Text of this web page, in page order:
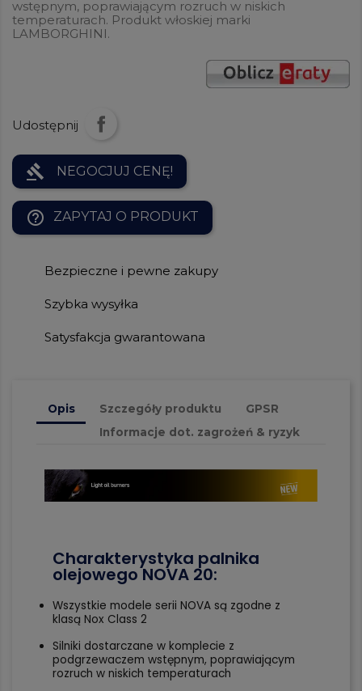
wstępnym, poprawiającym rozruch w niskich
temperaturach. Produkt włoskiej marki
LAMBORGHINI.
Udostępnij
gavel NEGOCJUJ CENĘ!
help_outline ZAPYTAJ O PRODUKT
Bezpieczne i pewne zakupy
Szybka wysyłka
Satysfakcja gwarantowana
Opis Szczegóły produktu
GPSR
Informacje dot. zagrożeń & ryzyk
Charakterystyka palnika
olejowego NOVA 20:
Wszystkie modele serii NOVA są zgodne z
klasą Nox Class 2
Silniki dostarczane w komplecie z
podgrzewaczem wstępnym, poprawiającym
rozruch w niskich temperaturach